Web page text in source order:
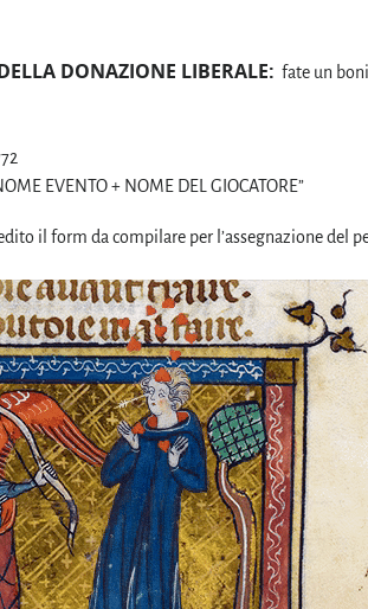
DONAZIONE LIBERALE: fate un
EVENTO + NOME DEL GIOCATORE”
il form da compilare per l’assegnazione del